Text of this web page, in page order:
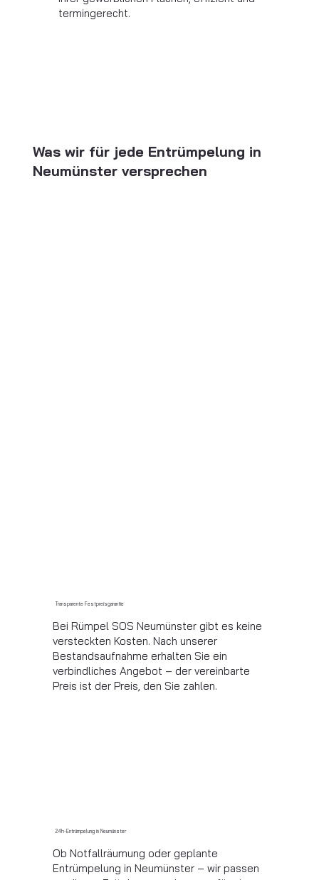
Was wir für jede Entrümpelung in
Neumünster versprechen
Transparente Festpreisgarantie
Bei Rümpel SOS Neumünster gibt es keine
versteckten Kosten. Nach unserer
Bestandsaufnahme erhalten Sie ein
verbindliches Angebot – der vereinbarte
Preis ist der Preis, den Sie zahlen.
24h-Entrümpelung in Neumünster
Ob Notfallräumung oder geplante
Entrümpelung in Neumünster – wir passen
termingerecht.